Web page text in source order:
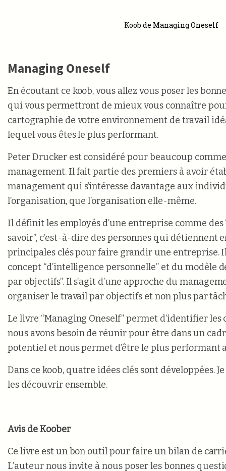
Koob de Managing Oneself
Managing Oneself
En écoutant ce koob,vous allez vous poser les
qui vous permettront de mieux vous connaître
cartographie de votre environnement de travail
lequel vous êtes le plus performant.
Peter Drucker est considéré pour beaucoup comme
management. Il fait partie des premiers à avoir
management qui s’intéresse davantage aux
l’organisation, que l’organisation elle-même.
Il définit les employés d’une entreprise comme
savoir”, c’est-à-dire des personnes qui détiennent
principales clés pour faire grandir une entreprise.
concept “d’intelligence personnelle” et du modèle
par objectifs”. Il s’agit d’une approche du
organiser le travail par objectifs et non plus par
Le livre “Managing Oneself” permet d’identifier
nous avons besoin de réunir pour être dans un
potentiel et nous permet d’être le plus performant
Dans ce koob, quatre idées clés sont développées.
les découvrir ensemble.
Avis de Koober
Ce livre est un bon outil pour faire un bilan de
L’auteur nous invite à nous poser les bonnes